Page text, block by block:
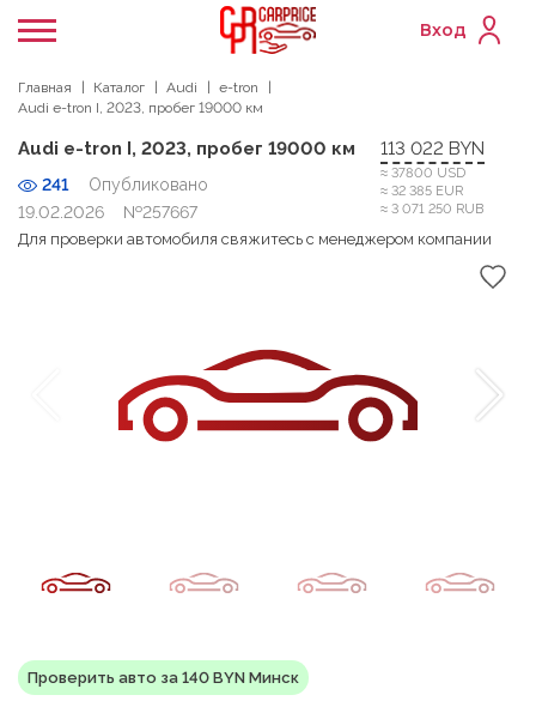
Вход
Главная Каталог Audi
e-tron
Audi e-tron I, 2023, пробег 19000 км
Audi e-tron I, 2023, пробег 19000 км
241
Опубликовано
19.02.2026
№257667
113 022 BYN
≈ 37800 USD
≈ 32 385 EUR
≈ 3 071 250 RUB
Для проверки автомобиля свяжитесь с менеджером компании
Проверить авто за 140 BYN Минск